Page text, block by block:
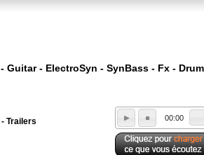
Guitar - ElectroSyn - SynBass - Fx -
Trailers
00:00